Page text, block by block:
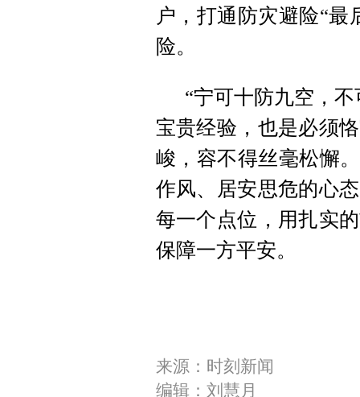
户，打通防灾避险“
险。
“宁可十防九空，
宝贵经验，也是必须
峻，容不得丝毫松懈
作风、居安思危的心
每一个点位，用扎实
保障一方平安。
来源：时刻新闻
编辑：刘慧月